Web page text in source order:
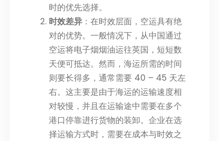
时的优先选择。
时效差异 ：在时效层面，空运具有绝
对的优势。一般情况下，从中国通过
空运将电子烟烟油运往英国，短短数
天便可抵达。然而，海运所需的时间
则要长得多，通常需要 40 – 45 天左
右。这主要是由于海运的运输速度相
对较慢，并且在运输途中需要在多个
港口停靠进行货物的装卸。企业在选
择运输方式时，需要在成本与时效之